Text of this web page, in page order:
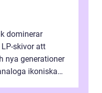
dominerar
skivor att
nya generationer
ikoniska